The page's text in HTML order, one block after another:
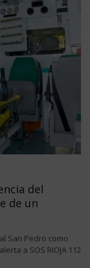
del
de un
San Pedro como
a SOS RIOJA 112